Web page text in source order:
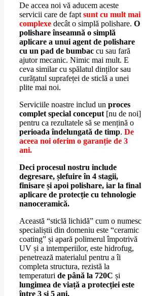
De accea noi vă aducem aceste
servicii care de fapt sunt cu mult mai
complexe decât o simplă polishare. O
polishare înseamnă o simplă
aplicare a unui agent de polishare
cu un pad de bumbac cu sau fară
ajutor mecanic. Nimic mai mult. E
ceva similar cu spălatul dinților sau
curățatul suprafeței de sticlă a unei
plite mai noi.
Serviciile noastre includ un proces
complet special conceput [nu de noi]
pentru ca rezultatele să se mențină o
perioada îndelungată de timp. De
aceea noi oferim o garanție de 3
ani.
Deci procesul nostru include
degresare, șlefuire în 4 stagii,
finisare și apoi polishare, iar la final
aplicare de protecție cu tehnologie
nanoceramică.
Această “sticlă lichidă” cum o numesc
specialiștii din domeniu este “ceramic
coating” și apară polimerul împotrivă
UV și a intemperiilor, este hidrofug,
penetrează materialul pentru a îi
completa structura, rezistă la
temperaturi de până la 720C și
lungimea de viață a protecției este
între 3 și 5 ani.